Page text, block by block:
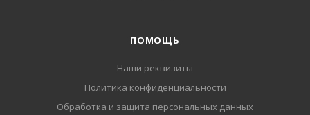
ПОМОЩЬ
Наши реквизиты
Политика конфиденциальности
Обработка и защита персональных данных